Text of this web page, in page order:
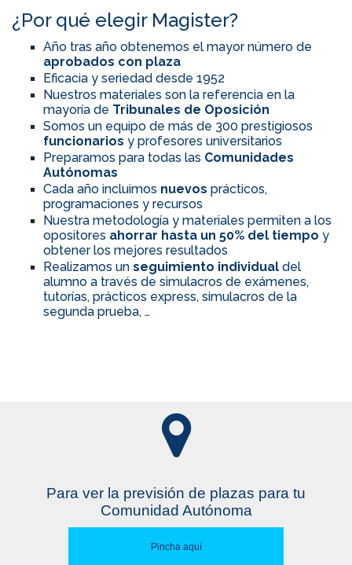
¿Por qué elegir Magister?
Año tras año obtenemos el mayor número de
aprobados con plaza
Eficacia y seriedad desde 1952
Nuestros materiales son la referencia en la
mayoría de Tribunales de Oposición
Somos un equipo de más de 300 prestigiosos
funcionarios y profesores universitarios
Preparamos para todas las Comunidades
Autónomas
Cada año incluimos nuevos prácticos,
programaciones y recursos
Nuestra metodología y materiales permiten a los
opositores ahorrar hasta un 50% del tiempo y
obtener los mejores resultados
Realizamos un seguimiento individual del
alumno a través de simulacros de exámenes,
tutorías, prácticos express, simulacros de la
segunda prueba, …
Para ver la previsión de plazas para tu
Comunidad Autónoma
Pincha aquí